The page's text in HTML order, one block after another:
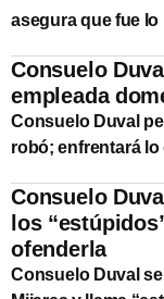
asegura que fue lo
Consuelo
empleada
Consuelo Duval
robó; enfrentará
Consuelo
los
ofenderla
Consuelo Duval